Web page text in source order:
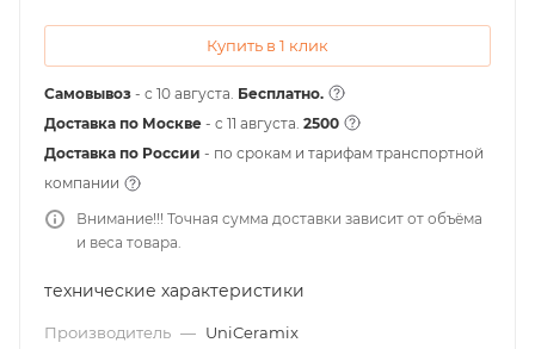
Купить в 1 клик
Самовывоз - с 10 августа. Бесплатно.
Доставка по Москве - c 11 августа. 2500
Доставка по России - по срокам и тарифам транспортной
компании
Внимание!!! Точная сумма доставки зависит от объёма
и веса товара.
технические характеристики
Производитель — UniCeramix